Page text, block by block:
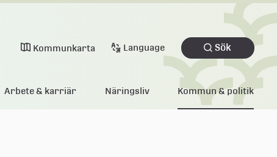
Kommunkarta Language Sök
Arbete & karriär Näringsliv Kommun & politik